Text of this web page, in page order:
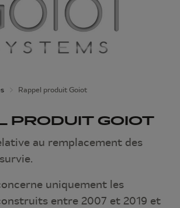
Rappel produit Goiot
PRODUIT GOIOT
au remplacement des
uniquement les
entre 2007 et 2019 et